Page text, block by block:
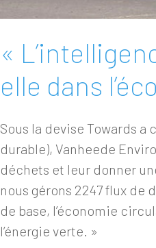
«
elle dans
Sous la devise Towards
durable), Vanheede
déchets et leur donner
nous gérons 2247 flux de
de base, l’économie
l’énergie verte. »